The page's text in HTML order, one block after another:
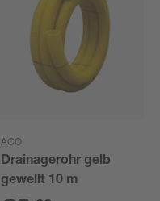
ACO
Drainagerohr gelb
gewellt 10 m